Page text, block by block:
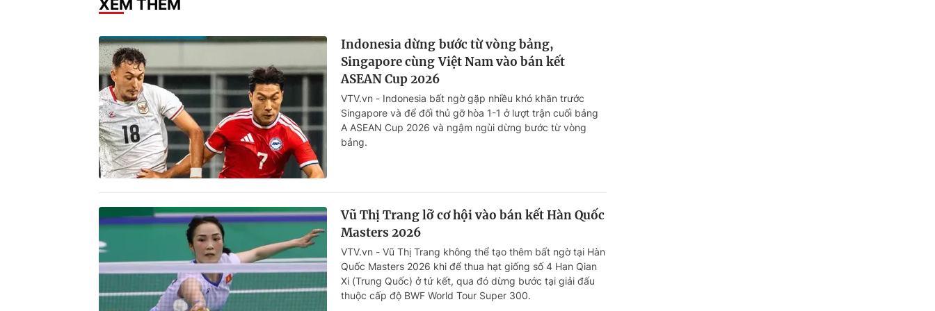
XEM THÊM
Indonesia dừng bước từ vòng bảng,
Singapore cùng Việt Nam vào bán kết
ASEAN Cup 2026
VTV.vn - Indonesia bất ngờ gặp nhiều khó khăn trước
Singapore và để đối thủ gỡ hòa 1-1 ở lượt trận cuối bảng
A ASEAN Cup 2026 và ngậm ngùi dừng bước từ vòng
bảng.
Vũ Thị Trang lỡ cơ hội vào bán kết Hàn Quốc
Masters 2026
VTV.vn - Vũ Thị Trang không thể tạo thêm bất ngờ tại Hàn
Quốc Masters 2026 khi để thua hạt giống số 4 Han Qian
Xi (Trung Quốc) ở tứ kết, qua đó dừng bước tại giải đấu
thuộc cấp độ BWF World Tour Super 300.